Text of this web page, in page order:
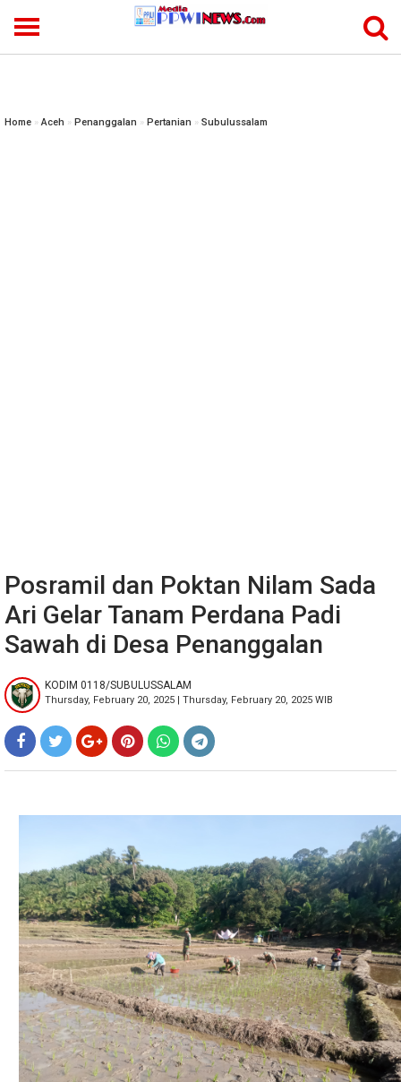
Home »Aceh » Penanggalan » Pertanian » Subulussalam
Posramil dan Poktan Nilam Sada
Ari Gelar Tanam Perdana Padi
Sawah di Desa Penanggalan
KODIM 0118/SUBULUSSALAM
Thursday, February 20, 2025 | Thursday, February 20, 2025 WIB